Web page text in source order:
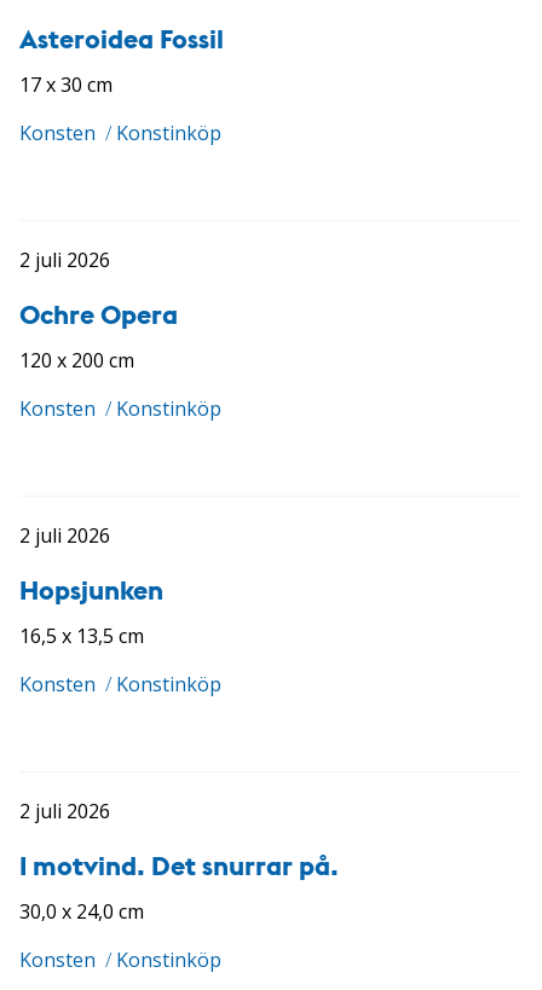
Asteroidea Fossil
17 x 30 cm
Konsten / Konstinköp
2 juli 2026
Ochre Opera
120 x 200 cm
Konsten / Konstinköp
2 juli 2026
Hopsjunken
16,5 x 13,5 cm
Konsten / Konstinköp
2 juli 2026
I motvind. Det snurrar på.
30,0 x 24,0 cm
Konsten / Konstinköp